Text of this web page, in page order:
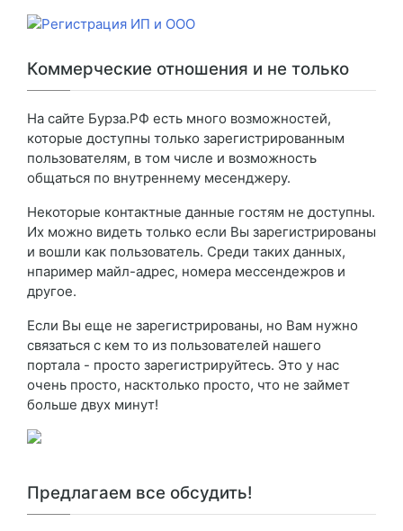
Коммерческие отношения и не только
На сайте Бурза.РФ есть много возможностей,
которые доступны только зарегистрированным
пользователям, в том числе и возможность
общаться по внутреннему месенджеру.
Некоторые контактные данные гостям не доступны.
Их можно видеть только если Вы зарегистрированы
и вошли как пользователь. Среди таких данных,
нпаример майл-адрес, номера мессендежров и
другое.
Если Вы еще не зарегистрированы, но Вам нужно
связаться с кем то из пользователей нашего
портала - просто зарегистрируйтесь. Это у нас
очень просто, насктолько просто, что не займет
больше двух минут!
Предлагаем все обсудить!